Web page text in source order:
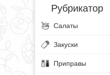
Рубрикатор
Салаты
Закуски
Приправы